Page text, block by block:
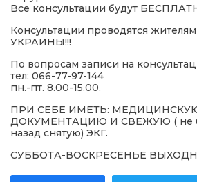
Все консультации будут
Консультации проводятся
УКРАИНЫ!!!
По вопросам записи на
тел: 066-77-97-144
пн.-пт. 8.00-15.00.
ПРИ СЕБЕ ИМЕТЬ:
ДОКУМЕНТАЦИЮ И СВЕЖУЮ ( не
назад снятую) ЭКГ.
СУББОТА-ВОСКРЕСЕНЬЕ